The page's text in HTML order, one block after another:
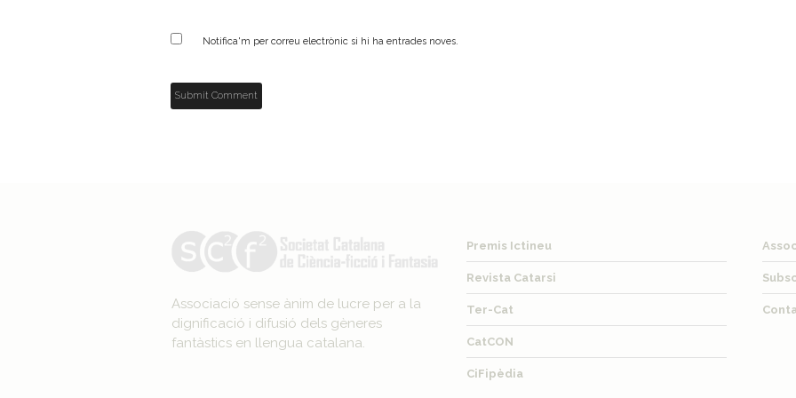
Notifica'm per correu electrònic si hi ha entrades noves.
Associació sense ànim de lucre per a la
dignificació i difusió dels gèneres
fantàstics en llengua catalana.
Premis Ictineu
Revista Catarsi
Ter-Cat
CatCON
CiFipèdia